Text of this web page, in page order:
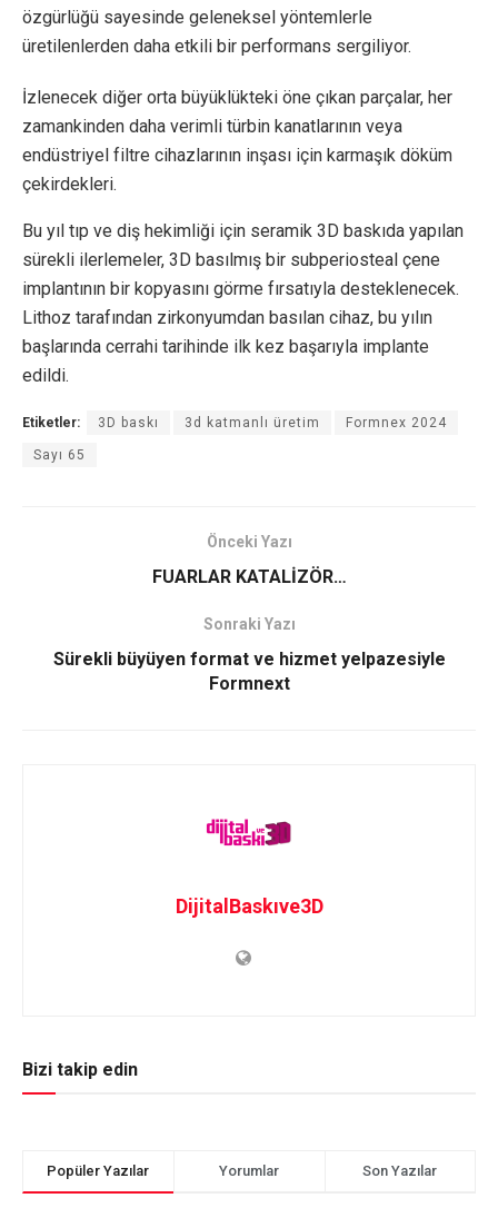
özgürlüğü sayesinde geleneksel yöntemlerle
üretilenlerden daha etkili bir performans sergiliyor.
İzlenecek diğer orta büyüklükteki öne çıkan parçalar, her
zamankinden daha verimli türbin kanatlarının veya
endüstriyel filtre cihazlarının inşası için karmaşık döküm
çekirdekleri.
Bu yıl tıp ve diş hekimliği için seramik 3D baskıda yapılan
sürekli ilerlemeler, 3D basılmış bir subperiosteal çene
implantının bir kopyasını görme fırsatıyla desteklenecek.
Lithoz tarafından zirkonyumdan basılan cihaz, bu yılın
başlarında cerrahi tarihinde ilk kez başarıyla implante
edildi.
Etiketler: 3D baskı 3d katmanlı üretim Formnex 2024
Sayı 65
Önceki Yazı
FUARLAR KATALİZÖR…
Sonraki Yazı
Sürekli büyüyen format ve hizmet yelpazesiyle
Formnext
DijitalBaskıve3D
Bizi takip edin
Popüler Yazılar Yorumlar Son Yazılar